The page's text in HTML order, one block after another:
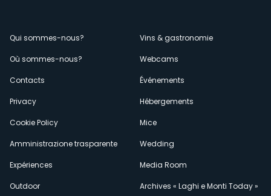
Menù
secondario
Qui sommes-nous?
Où sommes-nous?
Contacts
Privacy
Cookie Policy
Amministrazione trasparente
Expériences
Outdoor
Vins & gastronomie
Webcams
Événements
Hébergements
Mice
Wedding
Media Room
Archives « Laghi e Monti Today »